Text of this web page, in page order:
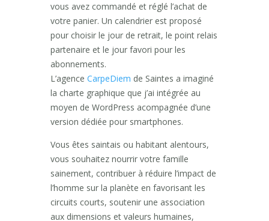
vous avez commandé et réglé l’achat de
votre panier. Un calendrier est proposé
pour choisir le jour de retrait, le point relais
partenaire et le jour favori pour les
abonnements.
L’agence CarpeDiem de Saintes a imaginé
la charte graphique que j’ai intégrée au
moyen de WordPress acompagnée d’une
version dédiée pour smartphones.
Vous êtes saintais ou habitant alentours,
vous souhaitez nourrir votre famille
sainement, contribuer à réduire l’impact de
l’homme sur la planète en favorisant les
circuits courts, soutenir une association
aux dimensions et valeurs humaines,